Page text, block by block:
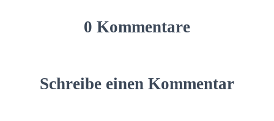
0 Kommentare
Schreibe einen Kommentar